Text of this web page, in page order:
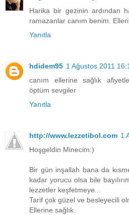
Harika bir gezinin ardından
ramazanlar canım benim.
Yanıtla
hdidem95 1 Ağustos 2011
canım ellerine sağlık
öptüm sevgiler
Yanıtla
http://www.lezzetibol.com 1
Hoşgeldin Minecim:)
Bir gün inşallah bana da
kadar yorucu olsa bile
lezzetler keşfetmeye...
Tarif çok güzel ve besleyecili
Ellerine sağlık.